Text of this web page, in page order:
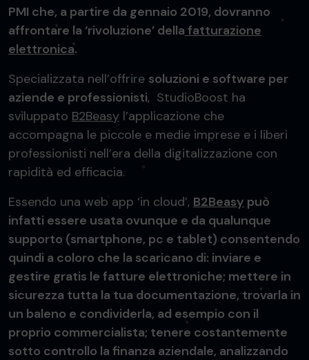
PMI che, a partire da gennaio 2019, dovranno
affrontare la ‘rivoluzione’ della fatturazione
elettronica.
Specializzata nell’offrire soluzioni e software per
aziende e professionisti, StudioBoost ha
sviluppato B2Beasy l’applicazione che
accompagna le piccole e medie imprese e i liberi
professionisti nell’era della digitalizzazione con
rapidità ed efficacia.
Essendo una web app ‘in cloud’, B2Beasy può
infatti essere usata ovunque e da qualunque
supporto (smartphone, pc e tablet) consentendo
quindi a coloro che la scaricano di: inviare e
gestire gratis le fatture elettroniche; mettere in
sicurezza tutta la tua documentazione, trovarla in
un baleno e condividerla, ad esempio con il
proprio commercialista; tenere costantemente
sotto controllo la finanza aziendale, analizzando